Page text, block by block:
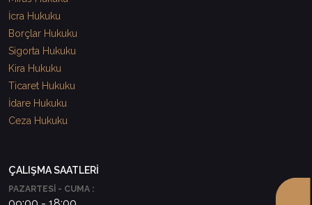
İcra Hukuku
Borçlar Hukuku
Sigorta Hukuku
Kira Hukuku
Ticaret Hukuku
İdare Hukuku
Ceza Hukuku
ÇALIŞMA SAATLERİ
PAZARTESİ - CUMA :